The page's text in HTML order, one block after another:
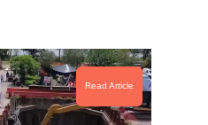
Read Article